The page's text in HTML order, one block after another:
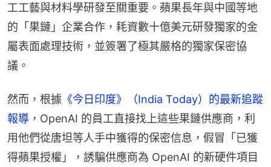
工工藝與材料學研發至關重要。蘋果長年與中國等地
的「果鏈」企業合作，耗資數十億美元研發獨家的金
屬表面處理技術，並簽署了極其嚴格的獨家保密協
議。
然而，根據 《今日印度》（India Today）的最新追蹤
報導 ，OpenAI 的員工直接找上這些果鏈供應商，利
用他們從唐坦等人手中獲得的保密信息，假冒「已獲
得蘋果授權」，誘騙供應商為 OpenAI 的新硬件項目